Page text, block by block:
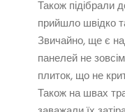
Також підібрали
прийшло швідко
Звичайно, ще є
панелей не
плиток, що не
Також на швах